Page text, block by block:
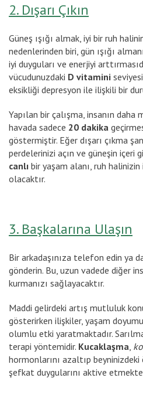
2. Dışarı Çıkın
Güneş ışığı almak, iyi bir ruh
nedenlerinden biri, gün ışığı
iyi duyguları ve enerjiyi
vücudunuzdaki D vitamini
eksikliği depresyon ile ilişkili bir
Yapılan bir çalışma, insanın
havada sadece 20 dakika
göstermiştir. Eğer dışarı çıkma
perdelerinizi açın ve güneşin içeri
canlı bir yaşam alanı, ruh halinizin
olacaktır.
3. Başkalarına Ulaşın
Bir arkadaşınıza telefon edin ya
gönderin. Bu, uzun vadede diğer
kurmanızı sağlayacaktır.
Maddi gelirdeki artış mutluluk
gösterirken ilişkiler, yaşam
olumlu etki yaratmaktadır.
terapi yöntemidir. Kucaklaşma
hormonlarını azaltıp
şefkat duygularını aktive